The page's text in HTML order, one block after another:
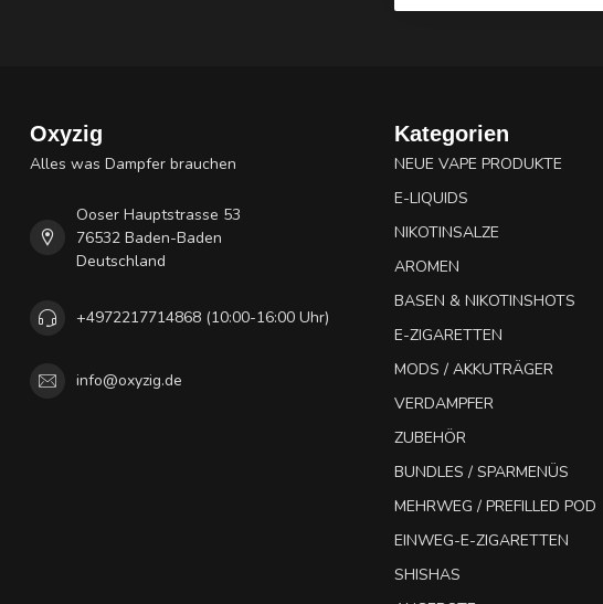
Oxyzig
Alles was Dampfer brauchen
Ooser Hauptstrasse 53
76532 Baden-Baden
Deutschland
+4972217714868 (10:00-16:00 Uhr)
info@oxyzig.de
Kategorien
NEUE VAPE PRODUKTE
E-LIQUIDS
NIKOTINSALZE
AROMEN
BASEN & NIKOTINSHOTS
E-ZIGARETTEN
MODS / AKKUTRÄGER
VERDAMPFER
ZUBEHÖR
BUNDLES / SPARMENÜS
MEHRWEG / PREFILLED POD
EINWEG-E-ZIGARETTEN
SHISHAS